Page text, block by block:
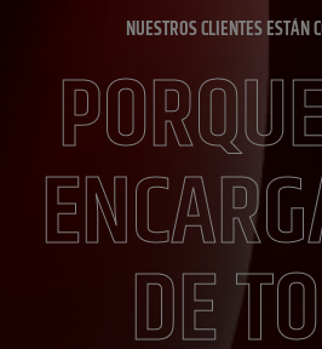
NUESTROS CLIENTES ESTÁN
DE